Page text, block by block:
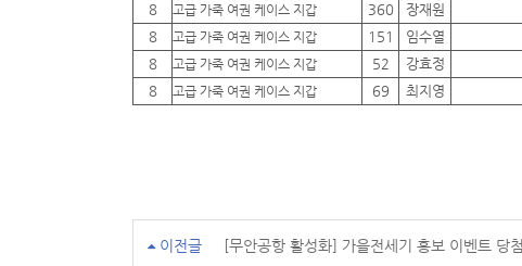
8
고급 가죽 여권 케이스 지갑 360 장재원
8
고급 가죽 여권 케이스 지갑 151 임수열
8
고급 가죽 여권 케이스 지갑 52 강효정
8
고급 가죽 여권 케이스 지갑 69 최지영
이전글 [무안공항 활성화] 가을전세기 홍보 이벤트 당